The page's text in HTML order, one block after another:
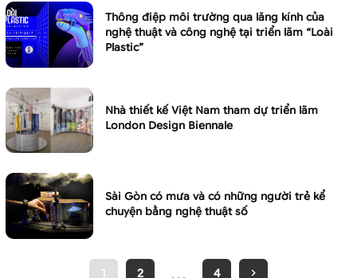
Thông điệp môi trường qua lăng kính của
nghệ thuật và công nghệ tại triển lãm “Loài
Plastic”
Nhà thiết kế Việt Nam tham dự triển lãm
London Design Biennale
Sài Gòn có mưa và có những người trẻ kể
chuyện bằng nghệ thuật số
1 2 … 4